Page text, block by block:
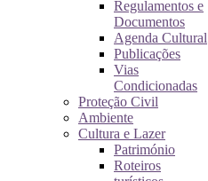
Regulamentos e
Documentos
Agenda Cultural
Publicações
Vias
Condicionadas
Proteção Civil
Ambiente
Cultura e Lazer
Património
Roteiros